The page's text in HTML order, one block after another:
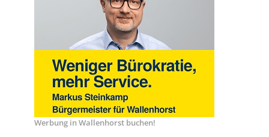
Werbung in Wallenhorst buchen!